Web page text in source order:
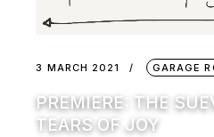
3 MARCH 2021 GARAGE
PREMIERE: THE
TEARS OF JOY